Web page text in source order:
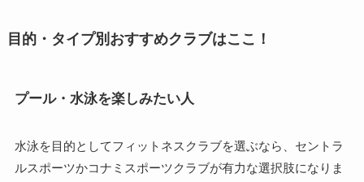
目的・タイプ別おすすめクラブはここ！
プール・水泳を楽しみたい人
水泳を目的としてフィットネスクラブを選ぶなら、セントラ
ルスポーツかコナミスポーツクラブが有力な選択肢になりま